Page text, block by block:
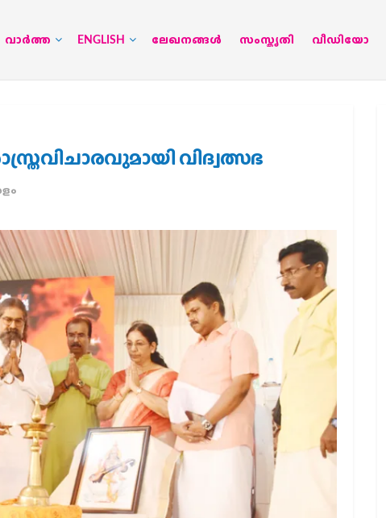
വാര്‍ത്ത ENGLISH ലേഖനങ്ങള്‍ സംസ്കൃതി വീഡിയോ
വിദ്വത്സഭ